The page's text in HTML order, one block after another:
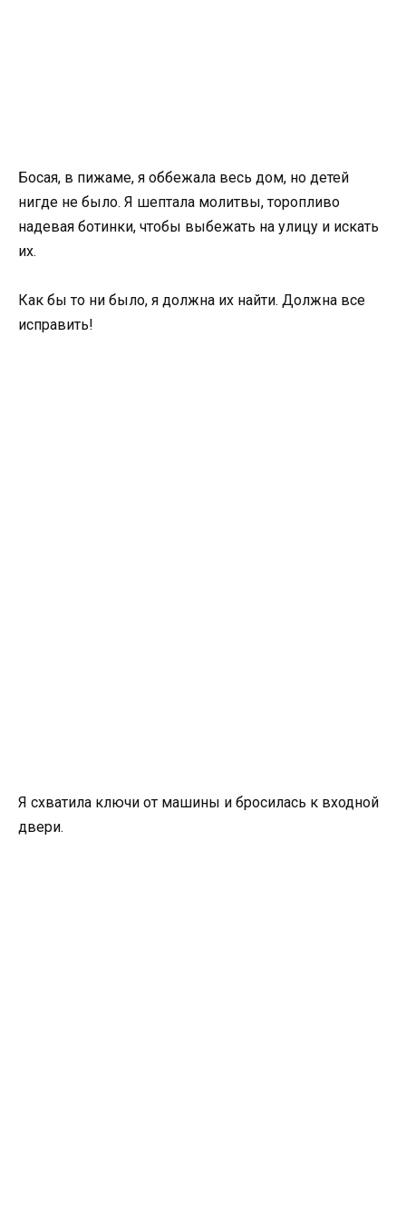
Босая, в пижаме, я оббежала весь дом, но детей
нигде не было. Я шептала молитвы, торопливо
надевая ботинки, чтобы выбежать на улицу и искать
их.
Как бы то ни было, я должна их найти. Должна все
исправить!
Я схватила ключи от машины и бросилась к входной
двери.